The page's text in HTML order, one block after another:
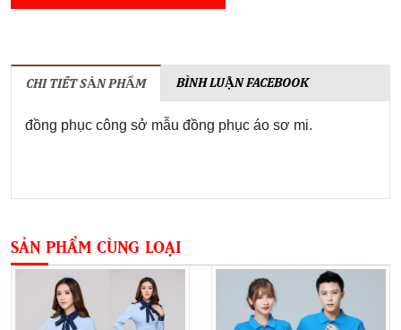
CHI TIẾT SẢN PHẨM BÌNH LUẬN FACEBOOK
đồng phục công sở mẫu đồng phục áo sơ mi.
SẢN PHẨM CÙNG LOẠI